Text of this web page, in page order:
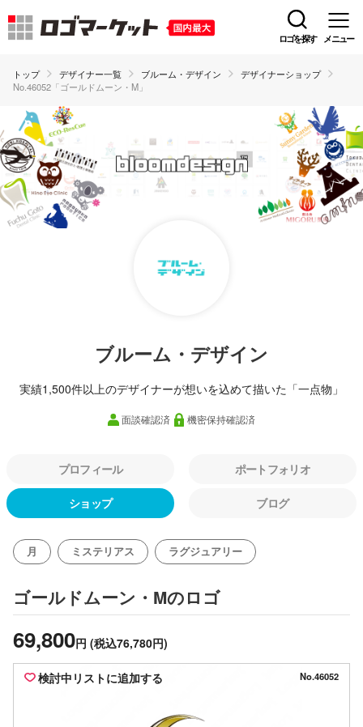
ロゴを探す メニュー
トップ デザイナー一覧 ブルーム・デザイン
デザイナーショップ
No.46052「ゴールドムーン・M」
ブルーム・デザイン
実績1,500件以上のデザイナーが想いを込めて描いた「一点物」
面談確認済 機密保持確認済
プロフィール ポートフォリオ
ショップ ブログ
月 ミステリアス ラグジュアリー
ゴールドムーン・Mのロゴ
69,800円 (税込76,780円)
検討中リストに追加する No.46052